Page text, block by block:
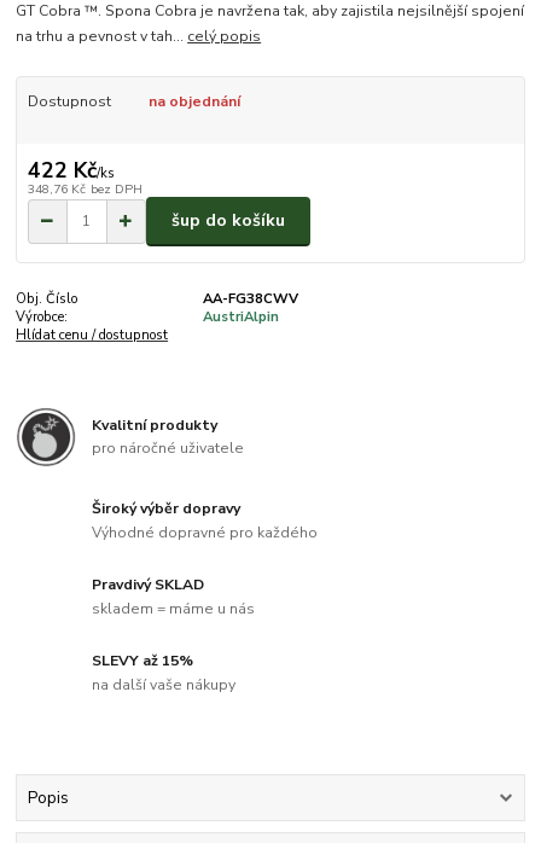
GT Cobra ™. Spona Cobra je navržena tak, aby zajistila nejsilnější spojení
na trhu a pevnost v tah... celý popis
Dostupnost na objednání
422 Kč/ks
348,76 Kč bez DPH
šup do košíku
Obj. Číslo
AA-FG38CWV
Výrobce:
AustriAlpin
Hlídat cenu / dostupnost
Kvalitní produkty
pro náročné uživatele
Široký výběr dopravy
Výhodné dopravné pro každého
Pravdivý SKLAD
skladem = máme u nás
SLEVY až 15%
na další vaše nákupy
Popis